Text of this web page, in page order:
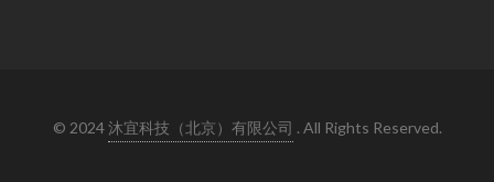
© 2024沐宜科技（北京）有限公司 . All Rights Reserved.